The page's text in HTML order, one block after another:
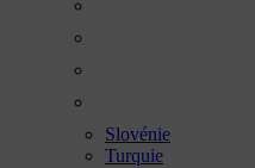
Slovénie
Turquie